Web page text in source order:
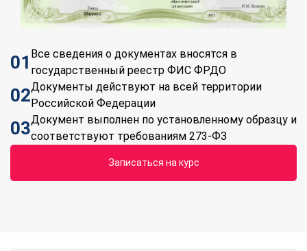
01 Все сведения о документах вносятся в
государственный реестр ФИС ФРДО
02Документы действуют на всей территории
Российской Федерации
03Документ выполнен по установленному образцу и
соответствуют требованиям 273-ФЗ
Записаться на курс